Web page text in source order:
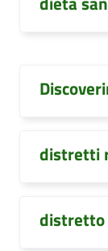
distretti
distretto